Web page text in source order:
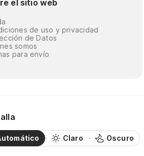
el sitio web
de uso y privacidad
de Datos
somos
para envío
Claro Oscuro